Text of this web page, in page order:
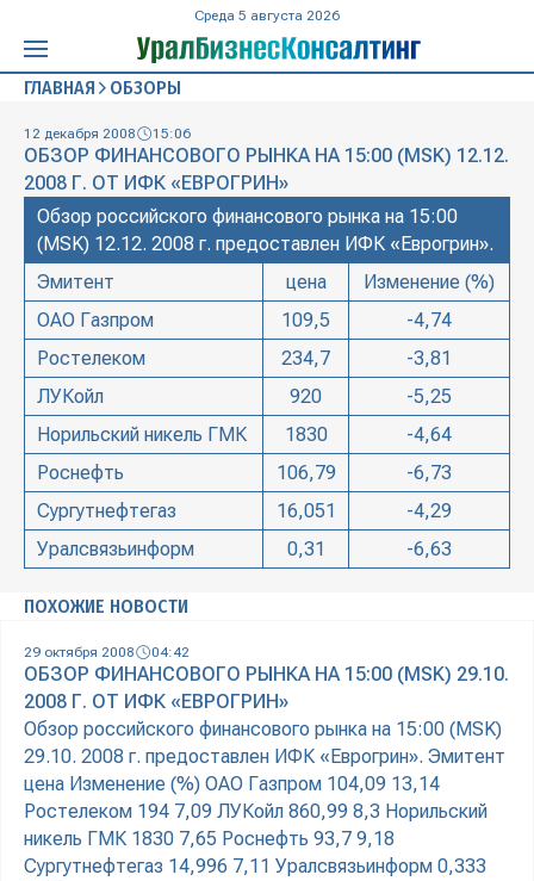
Среда 5 августа 2026
ГЛАВНАЯ ОБЗОРЫ
12 декабря 2008 15:06
ОБЗОР ФИНАНСОВОГО РЫНКА НА 15:00 (MSK) 12.12.
2008 Г. ОТ ИФК «ЕВРОГРИН»
Обзор российского финансового рынка на 15:00
(MSK) 12.12. 2008 г. предоставлен ИФК «Еврогрин».
Эмитент
цена
Изменение (%)
ОАО Газпром
109,5
-4,74
Ростелеком
234,7
-3,81
ЛУКойл
920
-5,25
Норильский никель ГМК
1830
-4,64
Роснефть
106,79
-6,73
Сургутнефтегаз
16,051
-4,29
Уралсвязьинформ
0,31 -6,63
ПОХОЖИЕ НОВОСТИ
29 октября 2008 04:42
ОБЗОР ФИНАНСОВОГО РЫНКА НА 15:00 (MSK) 29.10.
2008 Г. ОТ ИФК «ЕВРОГРИН»
Обзор российского финансового рынка на 15:00 (MSK)
29.10. 2008 г. предоставлен ИФК «Еврогрин». Эмитент
цена Изменение (%) ОАО Газпром 104,09 13,14
Ростелеком 194 7,09 ЛУКойл 860,99 8,3 Норильский
никель ГМК 1830 7,65 Роснефть 93,7 9,18
Сургутнефтегаз 14,996 7,11 Уралсвязьинформ 0,333